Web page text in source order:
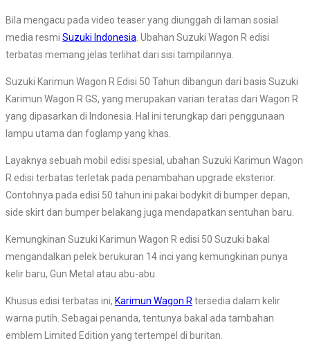
Bila mengacu pada video teaser yang diunggah di laman sosial
media resmi Suzuki Indonesia. Ubahan Suzuki Wagon R edisi
terbatas memang jelas terlihat dari sisi tampilannya.
Suzuki Karimun Wagon R Edisi 50 Tahun dibangun dari basis Suzuki
Karimun Wagon R GS, yang merupakan varian teratas dari Wagon R
yang dipasarkan di Indonesia. Hal ini terungkap dari penggunaan
lampu utama dan foglamp yang khas.
Layaknya sebuah mobil edisi spesial, ubahan Suzuki Karimun Wagon
R edisi terbatas terletak pada penambahan upgrade eksterior.
Contohnya pada edisi 50 tahun ini pakai bodykit di bumper depan,
side skirt dan bumper belakang juga mendapatkan sentuhan baru.
Kemungkinan Suzuki Karimun Wagon R edisi 50 Suzuki bakal
mengandalkan pelek berukuran 14 inci yang kemungkinan punya
kelir baru, Gun Metal atau abu-abu.
Khusus edisi terbatas ini, Karimun Wagon Rtersedia dalam kelir
warna putih. Sebagai penanda, tentunya bakal ada tambahan
emblem Limited Edition yang tertempel di buritan.